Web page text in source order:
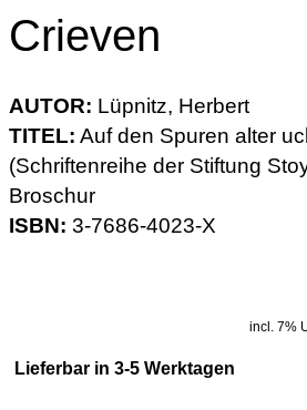
Crieven
AUTOR: Lüpnitz, Herbert
TITEL: Auf den Spuren alter
(Schriftenreihe der Stiftung
Broschur
ISBN: 3-7686-4023-X
incl. 7%
Lieferbar in 3-5 Werktagen